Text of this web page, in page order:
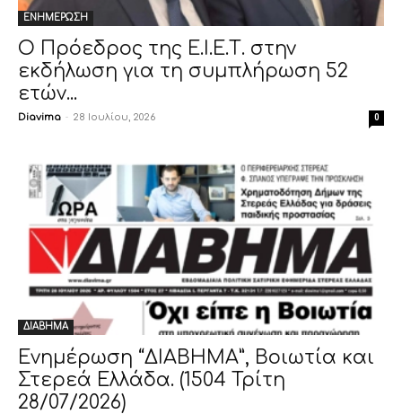
ΕΝΗΜΕΡΩΣΗ
Ο Πρόεδρος της Ε.Ι.Ε.Τ. στην
εκδήλωση για τη συμπλήρωση 52
ετών...
Diavima - 28 Ιουλίου, 2026 0
ΔΙΑΒΗΜΑ
Ενημέρωση “ΔΙΑΒΗΜΑ”, Βοιωτία και
Στερεά Ελλάδα. (1504 Τρίτη
28/07/2026)